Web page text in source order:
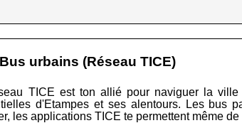
Bus urbains (Réseau TICE)
TICE est ton allié pour naviguer la
d'Etampes et ses alentours. Les bus
les applications TICE te permettent même